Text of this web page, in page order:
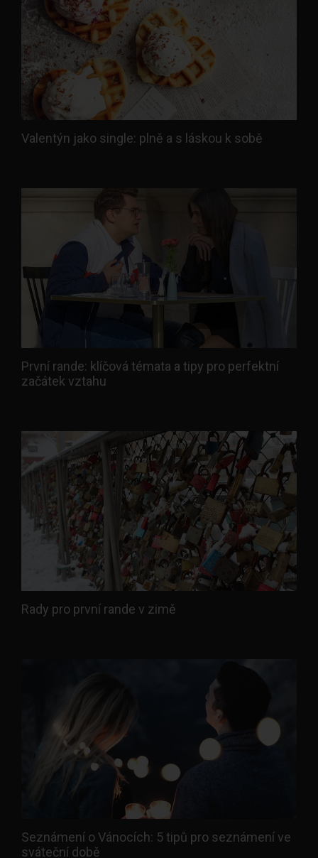
Valentýn jako single: plně a s láskou k sobě
První rande: klíčová témata a tipy pro perfektní
začátek vztahu
Rady pro první rande v zimě
Seznámení o Vánocích: 5 tipů pro seznámení ve
sváteční době